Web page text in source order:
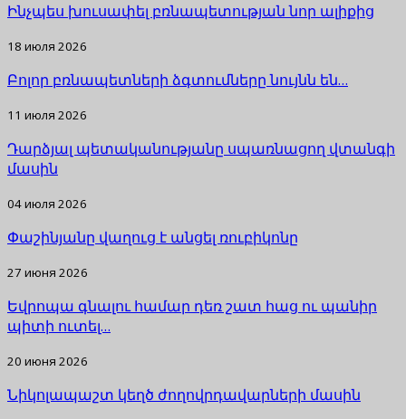
Ինչպես խուսափել բռնապետության նոր ալիքից
18 июля 2026
Բոլոր բռնապետների ձգտումները նույնն են…
11 июля 2026
Դարձյալ պետականությանը սպառնացող վտանգի
մասին
04 июля 2026
Փաշինյանը վաղուց է անցել ռուբիկոնը
27 июня 2026
Եվրոպա գնալու համար դեռ շատ հաց ու պանիր
պիտի ուտել…
20 июня 2026
Նիկոլապաշտ կեղծ ժողովրդավարների մասին